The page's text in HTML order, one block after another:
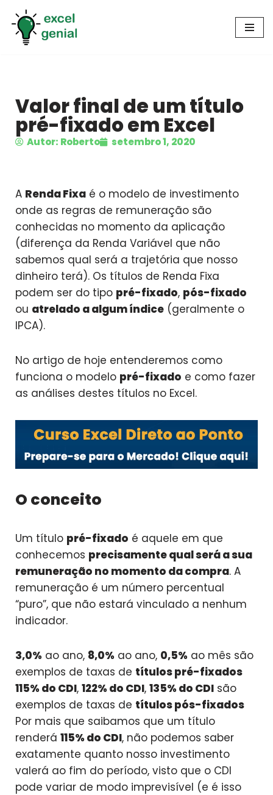
Pular
para
Valor final de um título
pré-fixado em Excel
Autor: Roberto setembro 1, 2020
A Renda Fixa é o modelo de investimento
onde as regras de remuneração são
conhecidas no momento da aplicação
(diferença da Renda Variável que não
sabemos qual será a trajetória que nosso
dinheiro terá). Os títulos de Renda Fixa
podem ser do tipo pré-fixado, pós-fixado
ou atrelado a algum índice (geralmente o
IPCA).
No artigo de hoje entenderemos como
funciona o modelo pré-fixado e como fazer
as análises destes títulos no Excel.
O conceito
Um título pré-fixado é aquele em que
conhecemos precisamente qual será a sua
remuneração no momento da compra. A
remuneração é um número percentual
“puro”, que não estará vinculado a nenhum
indicador.
3,0% ao ano, 8,0% ao ano, 0,5% ao mês são
exemplos de taxas de títulos pré-fixados
115% do CDI, 122% do CDI, 135% do CDI são
exemplos de taxas de títulos pós-fixados
Por mais que saibamos que um título
renderá 115% do CDI, não podemos saber
exatamente quanto nosso investimento
valerá ao fim do período, visto que o CDI
pode variar de modo imprevisível (e é isso